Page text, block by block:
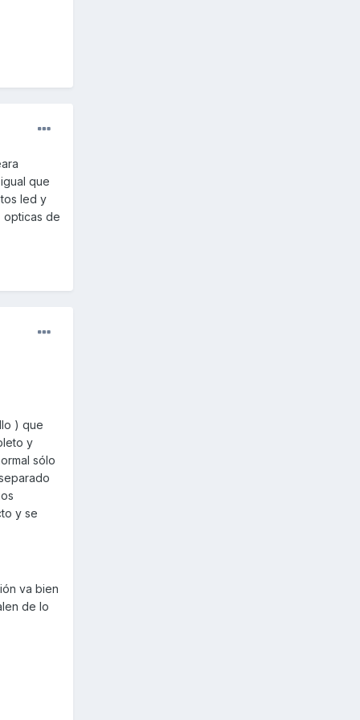
que
led y
opticas de
) que
y
sólo
y se
va bien
de lo